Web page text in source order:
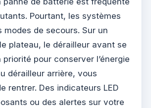
Pourtant, les systèmes
modes de secours. Sur un
plateau, le dérailleur avant se
pour conserver l’énergie
dérailleur arrière, vous
rentrer. Des indicateurs LED
ou des alertes sur votre